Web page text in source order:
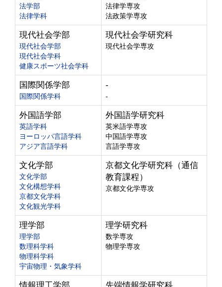
法学部
法律学科
法律学専攻
法政策学専攻
現代社会学部
現代社会学部
現代社会学科
健康スポーツ社会学科
現代社会学研究科
現代社会学専攻
国際関係学部
国際関係学科
-
-
外国語学部
英語学科
ヨーロッパ言語学科
アジア言語学科
外国語学研究科
英米語学専攻
中国語学専攻
言語学専攻
文化学部
文化学部
文化構想学科
京都文化学科
文化観光学科
京都文化学研究科（通信
教育課程）
京都文化学専攻
理学部
理学部
数理科学科
物理科学科
宇宙物理・気象学科
理学研究科
数学専攻
物理学専攻